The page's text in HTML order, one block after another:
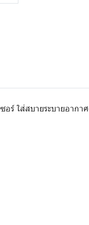
อร์ ใส่สบายระบายอากา